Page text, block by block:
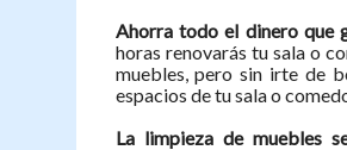
Ahorra todo el dinero que
horas renovarás tu sala o
muebles, pero sin irte de
espacios de tu sala o
La limpieza de muebles